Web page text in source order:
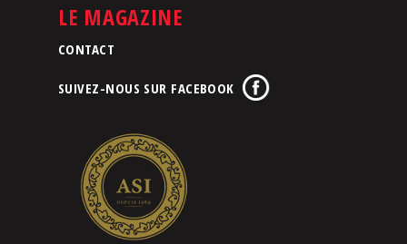
LE MAGAZINE
CONTACT
SUIVEZ-NOUS SUR FACEBOOK